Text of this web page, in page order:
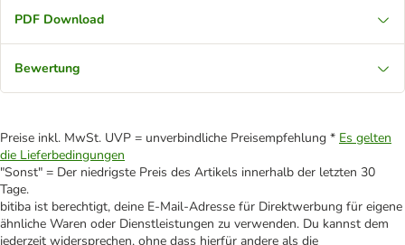
PDF Download
Bewertung
Preise inkl. MwSt. UVP = unverbindliche Preisempfehlung * Es gelten
die Lieferbedingungen
"Sonst" = Der niedrigste Preis des Artikels innerhalb der letzten 30
Tage.
bitiba ist berechtigt, deine E-Mail-Adresse für Direktwerbung für eigene
ähnliche Waren oder Dienstleistungen zu verwenden. Du kannst dem
jederzeit widersprechen, ohne dass hierfür andere als die